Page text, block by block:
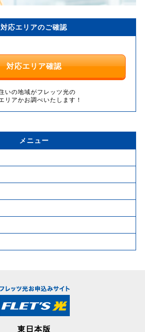
対応エリアのご確認
対応エリア確認
いの地域がフレッツ光の
リアかお調べいたします！
メニュー
東日本版